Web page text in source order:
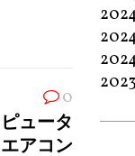
0
ュータ
アコン